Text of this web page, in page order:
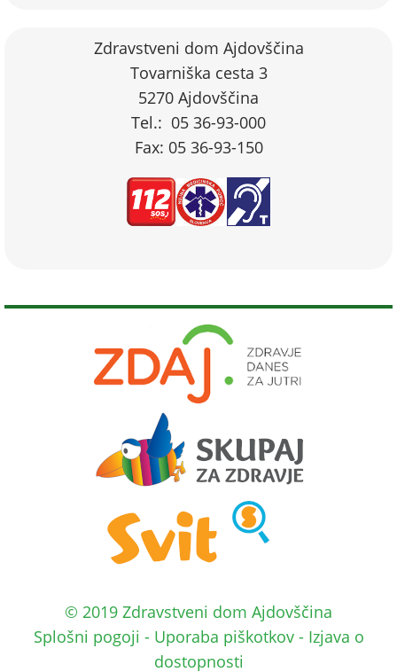
Zdravstveni dom Ajdovščina
Tovarniška cesta 3
5270 Ajdovščina
Tel.: 05 36-93-000
Fax: 05 36-93-150
© 2019 Zdravstveni dom Ajdovščina
Splošni pogoji - Uporaba piškotkov- Izjava o
dostopnosti